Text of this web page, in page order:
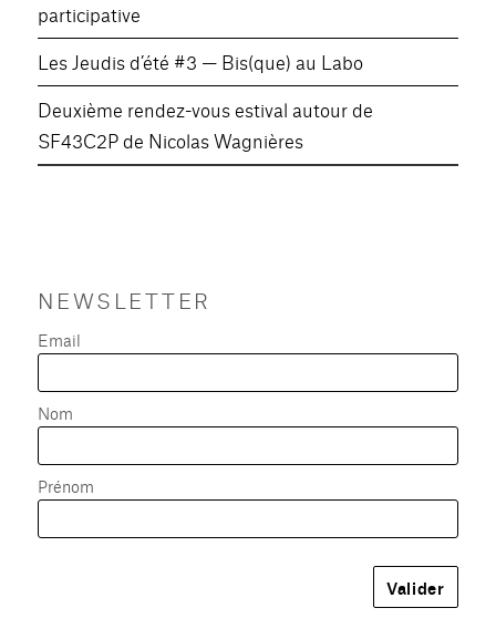
participative
Les Jeudis d’été #3 — Bis(que) au Labo
Deuxième rendez-vous estival autour de
SF43C2P de Nicolas Wagnières
NEWSLETTER
Email
Nom
Prénom